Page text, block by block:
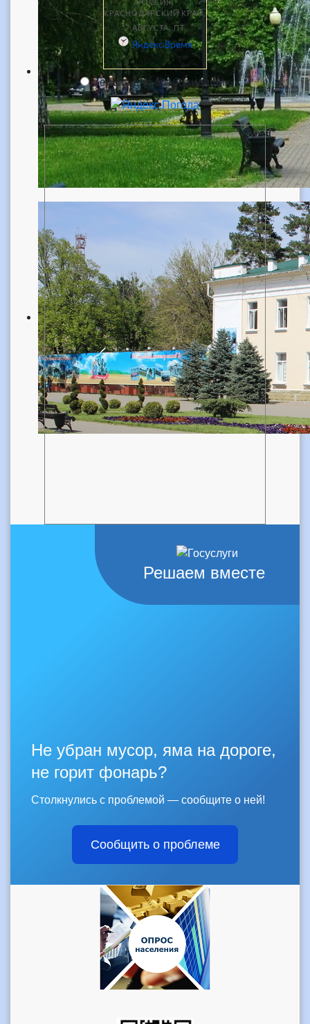
Версия для слабовидящих
Решаем вместе
Не убран мусор, яма на дороге,
не горит фонарь?
Столкнулись с проблемой — сообщите о ней!
Сообщить о проблеме